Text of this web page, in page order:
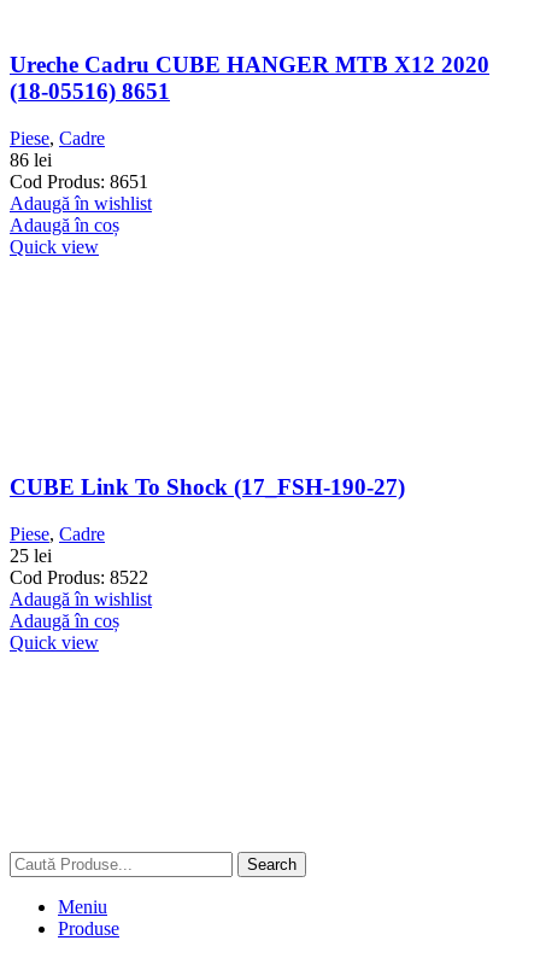
Ureche Cadru CUBE HANGER MTB X12 2020
(18-05516) 8651
Piese, Cadre
86 lei
Cod Produs: 8651
Adaugă în wishlist
Adaugă în coș
Quick view
CUBE Link To Shock (17_FSH-190-27)
Piese, Cadre
25 lei
Cod Produs: 8522
Adaugă în wishlist
Adaugă în coș
Quick view
Search
Meniu
Produse